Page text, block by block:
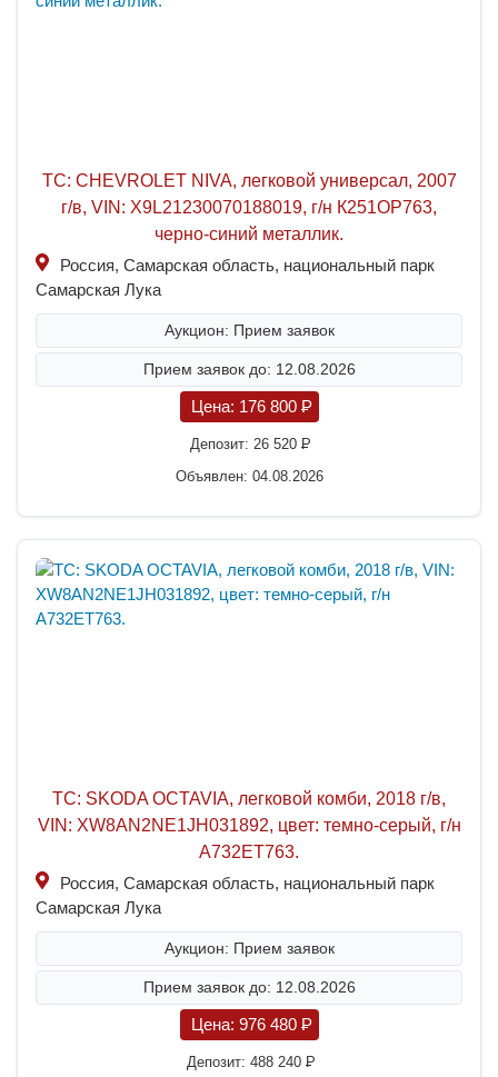
ТС: CHEVROLET NIVA, легковой универсал, 2007
г/в, VIN: X9L21230070188019, г/н К251ОР763,
черно-синий металлик.
Россия, Самарская область, национальный парк
Самарская Лука
Аукцион: Прием заявок
Прием заявок до: 12.08.2026
Цена: 176 800 P
Депозит: 26 520P
Объявлен: 04.08.2026
ТС: SKODA OCTAVIA, легковой комби, 2018 г/в,
VIN: XW8AN2NE1JH031892, цвет: темно-серый, г/н
А732ЕТ763.
Россия, Самарская область, национальный парк
Самарская Лука
Аукцион: Прием заявок
Прием заявок до: 12.08.2026
Цена: 976 480 P
Депозит: 488 240 P